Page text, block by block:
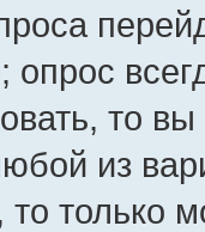
то
из
то только